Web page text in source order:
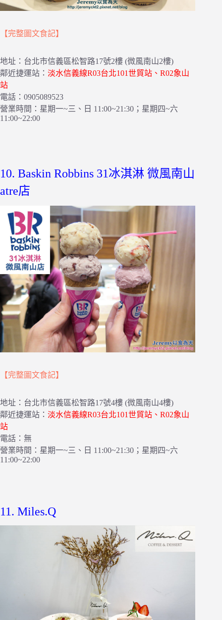
【完整圖文食記】
地址：台北市信義區松智路17號2樓 (微風南山2樓)
鄰近捷運站： 淡水信義線R03台北101世貿站、R02象山
站
電話：0905089523
營業時間：星期一~三、日 11:00~21:30；星期四~六
11:00~22:00
10. Baskin Robbins 31冰淇淋 微風南山
atre店
【完整圖文食記】
地址：台北市信義區松智路17號4樓 (微風南山4樓)
鄰近捷運站： 淡水信義線R03台北101世貿站、R02象山
站
電話：無
營業時間：星期一~三、日 11:00~21:30；星期四~六
11:00~22:00
11. Miles.Q